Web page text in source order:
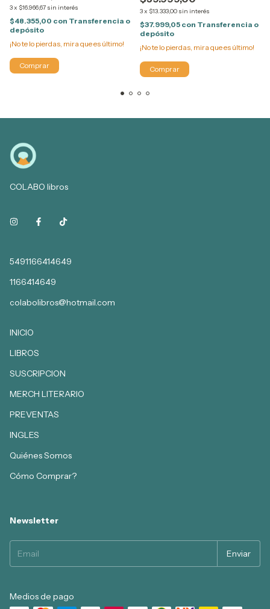
3x $16.966,67 sin interés
$48.355,00 con Transferencia o
depósito
¡No te lo pierdas, mira que es último!
3x $13.333,00 sin interés
$37.999,05 con Transferencia o
depósito
¡No te lo pierdas, mira que es último!
COLABO libros
5491166414649
1166414649
colabolibros@hotmail.com
INICIO
LIBROS
SUSCRIPCION
MERCH LITERARIO
PREVENTAS
INGLES
Quiénes Somos
Cómo Comprar?
Newsletter
Medios de pago